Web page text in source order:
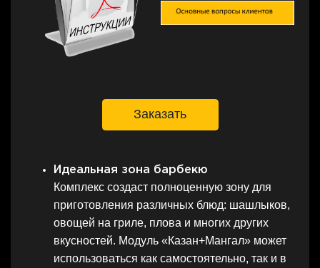
Заказать
Идеальная зона барбекю
Комплекс создаст полноценную зону для
приготовления различных блюд: шашлыков,
овощей на гриле, плова и многих других
вкусностей. Модуль «Казан+Мангал» может
использоваться как самостоятельно, так и в